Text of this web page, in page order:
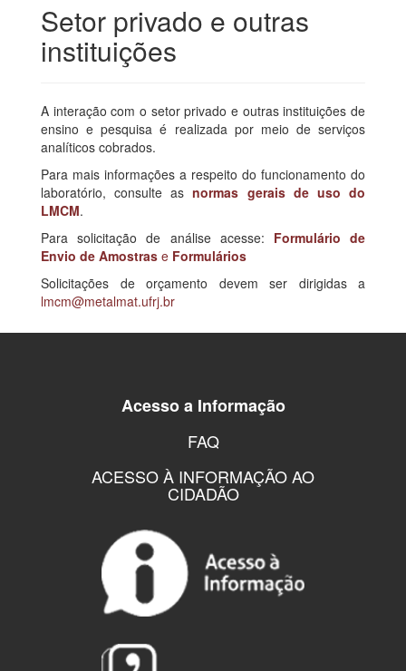
Setor privado e outras
instituições
A interação com o setor privado e outras instituições de
ensino e pesquisa é realizada por meio de serviços
analíticos cobrados.
Para mais informações a respeito do funcionamento do
laboratório, consulte asnormas gerais de uso do
LMCM.
Para solicitação de análise acesse: Formulário de
Envio de Amostras e Formulários
Solicitações de orçamento devem ser dirigidas a
lmcm@metalmat.ufrj.br
Acesso a Informação
FAQ
ACESSO À INFORMAÇÃO AO
CIDADÃO